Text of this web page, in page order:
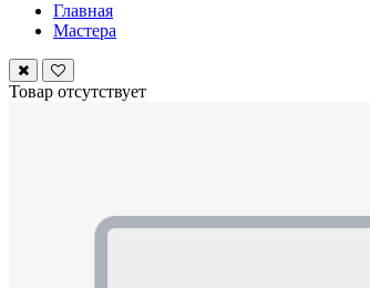
Главная
Мастера
Товар отсутствует